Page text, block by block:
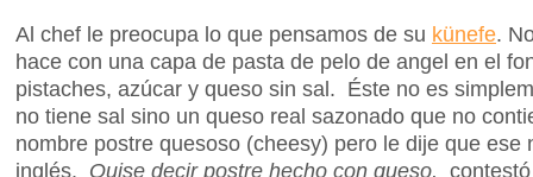
Al chef le preocupa lo que pensamos de su künefe.
hace con una capa de pasta de pelo de angel en el
pistaches, azúcar y queso sin sal. Éste no es
no tiene sal sino un queso real sazonado que no
nombre postre quesoso (cheesy) pero le dije que ese
inglés. Quise decir postre hecho con queso,